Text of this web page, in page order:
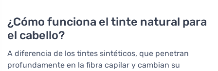
¿Cómo funciona el tinte natural para
el cabello?
A diferencia de los tintes sintéticos, que penetran
profundamente en la fibra capilar y cambian su